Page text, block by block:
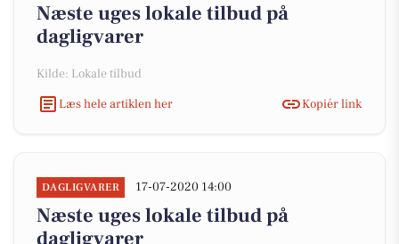
Næste uges lokale tilbud på
dagligvarer
Kilde: Lokale tilbud
Læs hele artiklen her
Kopiér link
DAGLIGVARER 17-07-2020 14:00
Næste uges lokale tilbud på
dagligvarer